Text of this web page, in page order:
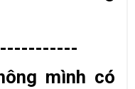
mình có